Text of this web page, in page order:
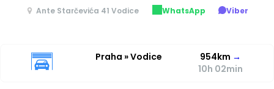
Ante Starčevića 41 Vodice WhatsApp Viber
Praha » Vodice 954km →
10h 02min